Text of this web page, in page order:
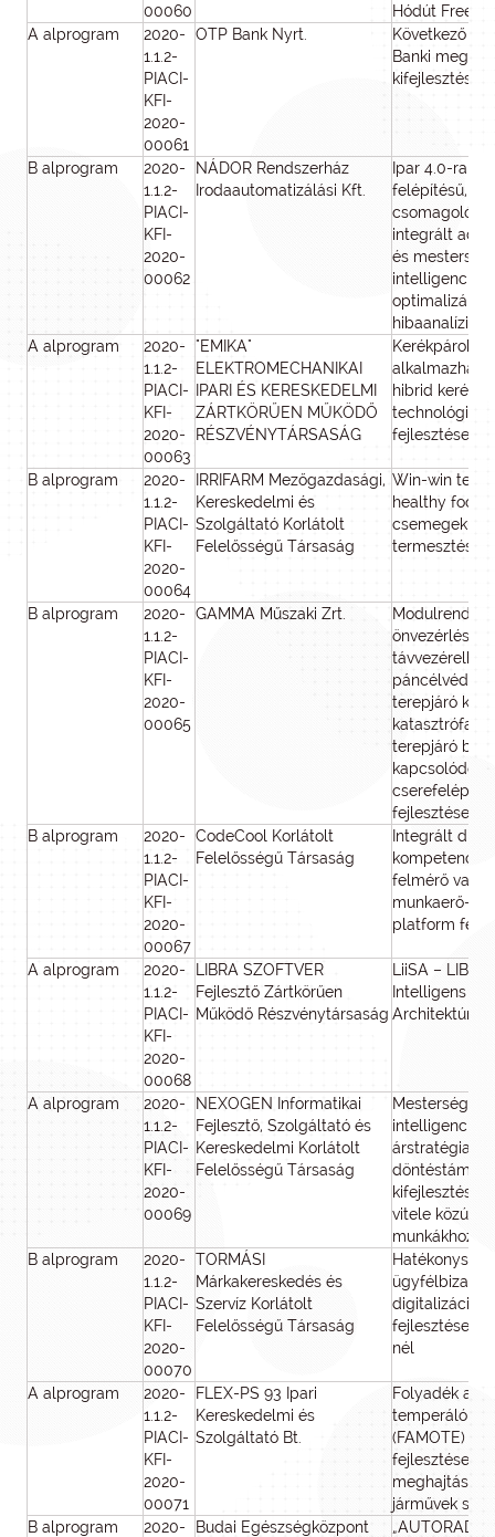
00060
Hódút
A alprogram
2020-
1.1.2-
PIACI-
KFI-
2020-
00061
OTP Bank Nyrt.
Következő
Banki
kifejlesztése
B alprogram
2020-
1.1.2-
PIACI-
KFI-
2020-
00062
NÁDOR Rendszerház
Irodaautomatizálási Kft.
Ipar 4.0-ra
felépítésű,
integrált
és
A alprogram
2020-
1.1.2-
PIACI-
KFI-
2020-
00063
"EMIKA"
ELEKTROMECHANIKAI
IPARI ÉS KERESKEDELMI
ZÁRTKÖRŰEN MŰKÖDŐ
RÉSZVÉNYTÁRSASÁG
alkalmazható
hibrid
technológia
fejlesztése
B alprogram
2020-
1.1.2-
PIACI-
KFI-
2020-
00064
IRRIFARM Mezőgazdasági,
Kereskedelmi és
Szolgáltató Korlátolt
Felelősségű Társaság
Win-win
healthy food
B alprogram
2020-
1.1.2-
PIACI-
KFI-
2020-
00065
GAMMA Műszaki Zrt.
önvezérlésre
terepjáró
terepjáró
kapcsolódó
fejlesztése
B alprogram
2020-
1.1.2-
PIACI-
KFI-
2020-
00067
CodeCool Korlátolt
Felelősségű Társaság
Integrált
kompetencia
felmérő
munkaerő-
platform
A alprogram
2020-
1.1.2-
PIACI-
KFI-
2020-
00068
LIBRA SZOFTVER
Fejlesztő Zártkörűen
Működő Részvénytársaság
LiiSA –
Intelligens
Architektúra
A alprogram
2020-
1.1.2-
PIACI-
KFI-
2020-
00069
NEXOGEN Informatikai
Fejlesztő, Szolgáltató és
Kereskedelmi Korlátolt
Felelősségű Társaság
Mesterséges
árstratégiai
kifejlesztése
vitele közúti
munkákhoz
B alprogram
2020-
1.1.2-
PIACI-
KFI-
2020-
00070
TORMÁSI
Márkakereskedés és
Szervíz Korlátolt
Felelősségű Társaság
digitalizációs
fejlesztése a
nél
A alprogram
2020-
1.1.2-
PIACI-
KFI-
2020-
00071
FLEX-PS 93 Ipari
Kereskedelmi és
Szolgáltató Bt.
Folyadék
temperáló
(FAMOTE)
fejlesztése
meghajtású
járművek
B alprogram
2020-
Budai Egészségközpont
„AUTORAD”